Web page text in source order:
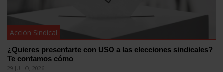
Acción Sindical
¿Quieres presentarte con USO a las elecciones sindicales?
Te contamos cómo
29 JULIO, 2026